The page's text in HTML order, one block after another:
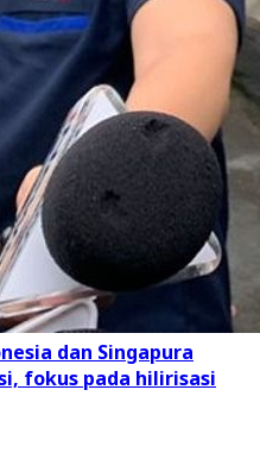
dan Singapura
fokus pada hilirisasi